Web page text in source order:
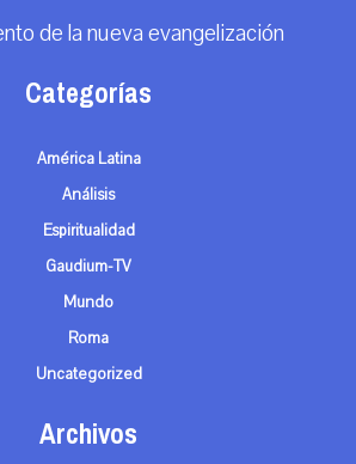
de la nueva evangelización
Categorías
América Latina
Análisis
Espiritualidad
Gaudium-TV
Mundo
Roma
Uncategorized
Archivos